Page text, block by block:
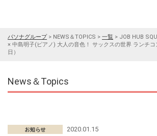
パソナグループ> NEWS＆TOPICS > 一覧 > JOB HUB
× 中島明子(ピアノ) 大人の音色！ サックスの世界 ランチ
日）
News＆Topics
2020.01.15